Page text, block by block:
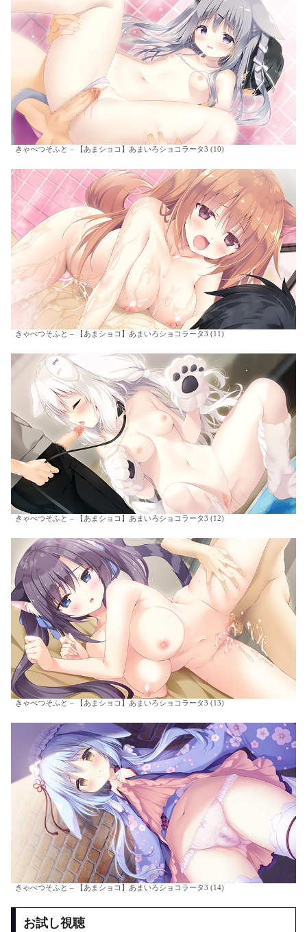
きゃべつそふと – 【あまショコ】あまいろショコラータ3 (10)
きゃべつそふと – 【あまショコ】あまいろショコラータ3 (11)
きゃべつそふと – 【あまショコ】あまいろショコラータ3 (12)
きゃべつそふと – 【あまショコ】あまいろショコラータ3 (13)
きゃべつそふと – 【あまショコ】あまいろショコラータ3 (14)
お試し視聴